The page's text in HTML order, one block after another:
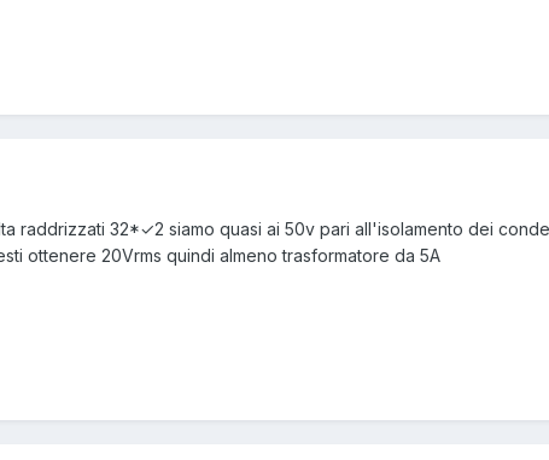
raddrizzati 32*✓2 siamo quasi ai 50v pari all'isolamento dei
ottenere 20Vrms quindi almeno trasformatore da 5A